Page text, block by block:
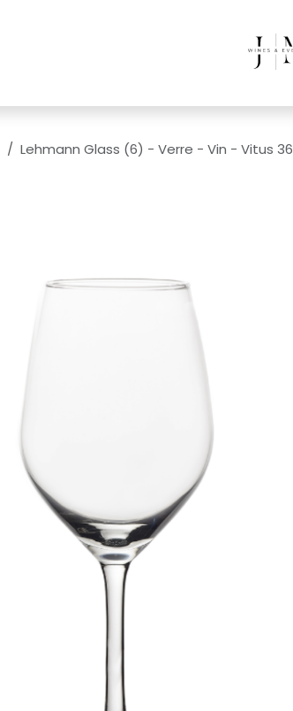
Lehmann Glass (6) - Verre - Vin - Vitus 36